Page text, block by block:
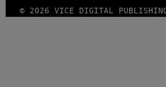
© 2026 VICE DIGITAL